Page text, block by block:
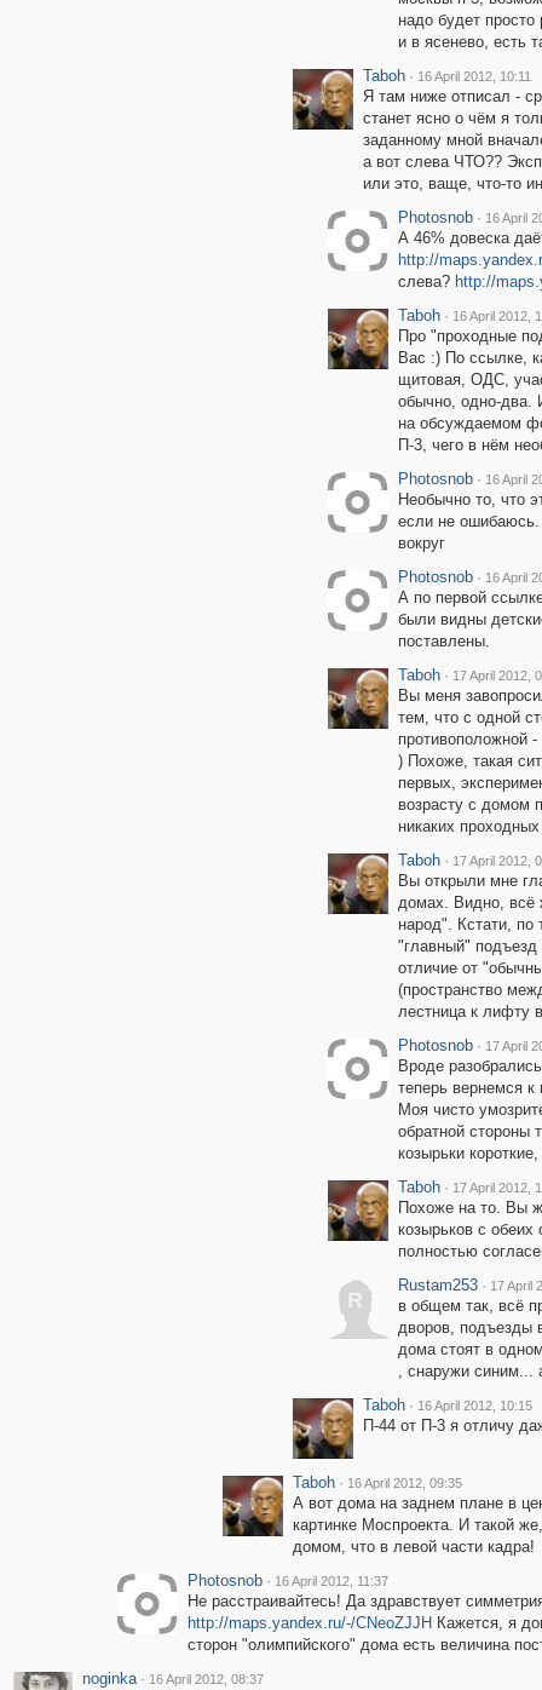
надо будет
и в ясенево, есть
Taboh · 16 April 2012, 10:11
Я там ниже отписал -
станет ясно о чём я
заданному мной
а вот слева ЧТО??
или это, ваще, что-то
Photosnob · 16 April
А 46% довеска
http://
слева? http://
Taboh · 16 April 2012,
Про "проходные
Вас :) По ссылке,
щитовая, ОДС,
обычно, одно-два.
на обсуждаемом
П-3, чего в нём
Photosnob · 16 April
Необычно то, что
если не ошибаюсь.
вокруг
Photosnob · 16 April
А по первой
были видны
поставлены.
Taboh · 17 April 2012,
Вы меня
тем, что с одной
противоположной
) Похоже, такая
первых,
возрасту с домом
никаких
Taboh · 17 April 2012,
Вы открыли мне
домах. Видно, всё
народ". Кстати, по
"главный"
отличие от
(пространство
лестница к лифту
Photosnob · 17 April
Вроде
теперь вернемся
Моя чисто
обратной стороны
козырьки
Taboh · 17 April 2012,
Похоже на то. Вы
козырьков с обеих
полностью
R
Rustam253 · 17 April
в общем так, всё
дворов, подъезды
дома стоят в
, снаружи синим...
Taboh · 16 April 2012, 10:15
П-44 от П-3 я отличу
Taboh · 16 April 2012, 09:35
А вот дома на заднем плане в
картинке Моспроекта. И такой
домом, что в левой части кадра!
Photosnob · 16 April 2012, 11:37
Не расстраивайтесь! Да здравствует
http://maps.yandex.ru/-/CNeoZJJH Кажется, я
сторон "олимпийского" дома есть величина
noginka · 16 April 2012, 08:37